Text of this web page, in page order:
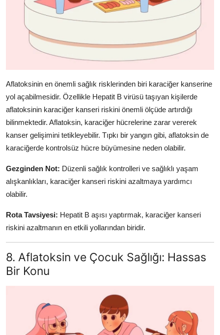
Aflatoksinin en önemli sağlık risklerinden biri karaciğer kanserine
yol açabilmesidir. Özellikle Hepatit B virüsü taşıyan kişilerde
aflatoksinin karaciğer kanseri riskini önemli ölçüde artırdığı
bilinmektedir. Aflatoksin, karaciğer hücrelerine zarar vererek
kanser gelişimini tetikleyebilir. Tıpkı bir yangın gibi, aflatoksin de
karaciğerde kontrolsüz hücre büyümesine neden olabilir.
Gezginden Not: Düzenli sağlık kontrolleri ve sağlıklı yaşam
alışkanlıkları, karaciğer kanseri riskini azaltmaya yardımcı
olabilir.
Rota Tavsiyesi: Hepatit B aşısı yaptırmak, karaciğer kanseri
riskini azaltmanın en etkili yollarından biridir.
8. Aflatoksin ve Çocuk Sağlığı: Hassas
Bir Konu